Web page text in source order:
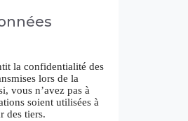
la confidentialité des
lors de la
vous n’avez pas à
soient utilisées à
des tiers.